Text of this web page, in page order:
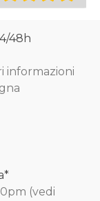
48h
informazioni
(vedi